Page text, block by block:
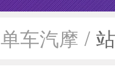
单车汽摩 /